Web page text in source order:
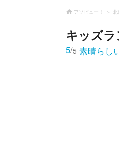
アソビュー！ 北
キッズ
5/5 素晴らし